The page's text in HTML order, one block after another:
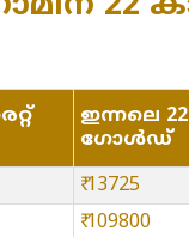
22
ഇന്നലെ 22
ഗോൾഡ്
₹ 13725
₹ 109800